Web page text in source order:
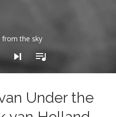
from the sky
Under the